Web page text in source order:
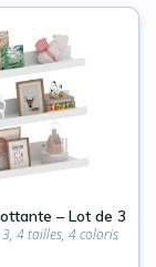
– Lot de 3
4 tailles, 4 coloris